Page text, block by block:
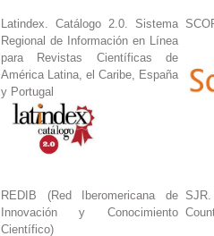
Latindex. Catálogo 2.0. Sistema
Regional de Información en Línea
para Revistas Científicas de
América Latina, el Caribe, España
y Portugal
REDIB (Red Iberomericana de
Innovación y Conocimiento
Científico)